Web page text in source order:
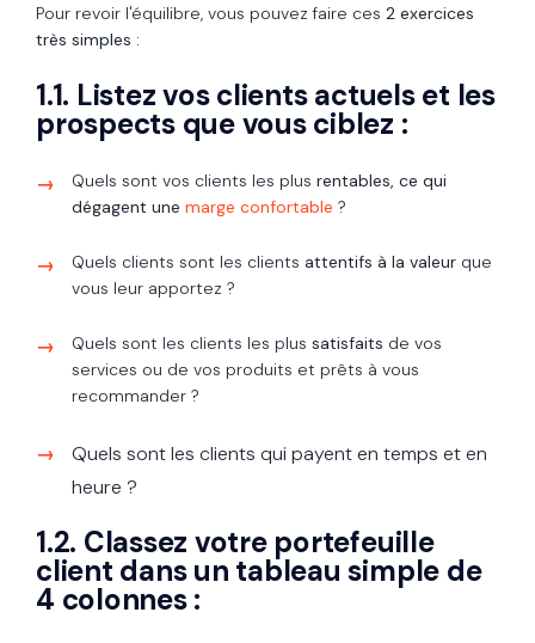
Pour revoir l'équilibre, vous pouvez faire ces 2 exercices
très simples :
1.1. Listez vos clients actuels et les
prospects que vous ciblez :
Quels sont vos clients les plus rentables, ce qui
dégagent une marge confortable ?
Quels clients sont les clients attentifs à la valeur que
vous leur apportez ?
Quels sont les clients les plus satisfaits de vos
services ou de vos produits et prêts à vous
recommander ?
Quels sont les clients qui payent en temps et en
heure ?
1.2. Classez votre portefeuille
client dans un tableau simple de
4 colonnes :